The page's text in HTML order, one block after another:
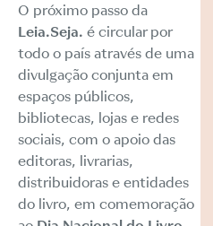
O próximo passo da
Leia.Seja. é circular por
todo o país através de uma
divulgação conjunta em
espaços públicos,
bibliotecas, lojas e redes
sociais, com o apoio das
editoras, livrarias,
distribuidoras e entidades
do livro, em comemoração